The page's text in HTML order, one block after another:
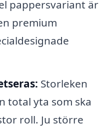
pappersvariant är
premium
Storleken
total yta som ska
roll. Ju större